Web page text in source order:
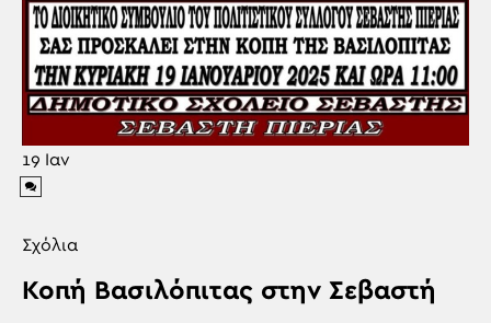
19 Ιαν
Σχόλια
Κοπή Βασιλόπιτας στην Σεβαστή